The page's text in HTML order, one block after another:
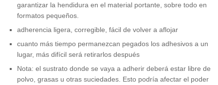
garantizar la hendidura en el material portante, sobre todo en
formatos pequeños.
adherencia ligera, corregible, fácil de volver a aflojar
cuanto más tiempo permanezcan pegados los adhesivos a un
lugar, más difícil será retirarlos después
Nota: el sustrato donde se vaya a adherir deberá estar libre de
polvo, grasas u otras suciedades. Esto podría afectar el poder